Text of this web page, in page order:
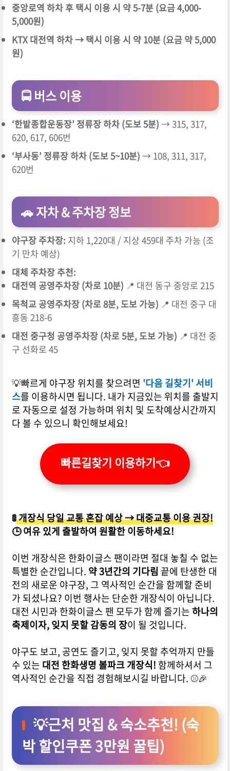
중앙로역 하차 후 택시 이용 시 약 5-7분 (요금 4,000-
5,000원)
KTX 대전역 하차 → 택시 이용 시 약 10분 (요금 약 5,000
원)
🚍 버스 이용
‘한밭종합운동장’ 정류장 하차 (도보 5분) → 315, 317,
620, 617, 606번
‘부사동’ 정류장 하차 (도보 5~10분) → 108, 311, 317,
620번
🚗 자차 & 주차장 정보
야구장 주차장: 지하 1,220대 / 지상 459대 주차 가능 (조
기 만차 예상)
대체 주차장 추천:
대전역 공영주차장 (차로 10분) 📍 대전 동구 중앙로 215
목척교 공영주차장 (차로 8분, 도보 가능) 📍 대전 중구 대
흥동 218-6
대전 중구청 공영주차장 (차로 5분, 도보 가능) 📍 대전 중
구 선화로 45
💡빠르게 야구장 위치를 찾으려면 '다음 길찾기' 서비
스를 이용하시면 됩니다. 내가 지금있는 위치를 출발지
로 자동으로 설정 가능하며 위치 및 도착예상시간까지
다 볼 수 있으니 확인해보세요!
빠른길찾기 이용하기👈
🚦개장식 당일 교통 혼잡 예상 → 대중교통 이용 권장!
🕒 여유 있게 출발하여 원활한 이동하세요!
이번 개장식은 한화이글스 팬이라면 절대 놓칠 수 없는
특별한 순간입니다. 약 3년간의 기다림 끝에 탄생한 대
전의 새로운 야구장, 그 역사적인 순간을 함께할 준비
가 되셨나요? 이번 행사는 단순한 개장식이 아닙니다.
대전 시민과 한화이글스 팬 모두가 함께 즐기는하나의
축제이자, 잊지 못할 감동의 장이 될 것입니다.
야구도 보고, 공연도 즐기고, 잊지 못할 추억까지 만들
수 있는 대전 한화생명 볼파크 개장식! 함께하셔서 그
역사적인 순간을 직접 경험해보시길 바랍니다. ⚾🎉
💡근처 맛집 & 숙소추천! (숙
박 할인쿠폰 3만원 꿀팁)